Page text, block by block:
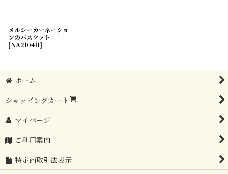
メルシーカーネーショ
ンのバスケット
[NA210411]
ホーム
ショッピングカート
マイページ
ご利用案内
特定商取引法表示